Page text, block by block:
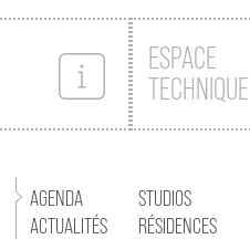
ESPACE
TECHNIQUE
AGENDA
ACTUALITÉS
STUDIOS
RÉSIDENCES
CADEAUX